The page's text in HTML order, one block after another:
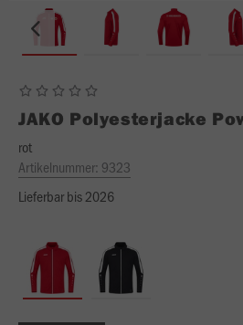
JAKO Polyesterjacke
rot
Artikelnummer: 9323
Lieferbar bis 2026